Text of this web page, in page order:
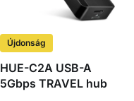
Újdonság
HUE-C2A USB-A
5Gbps TRAVEL hub